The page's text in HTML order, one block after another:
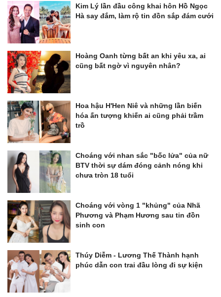
Kim Lý lần đầu công khai hôn Hồ Ngọc
Hà say đắm, làm rộ tin đồn sắp đám cưới
Hoàng Oanh từng bất an khi yêu xa, ai
cũng bất ngờ vì nguyên nhân?
Hoa hậu H'Hen Niê và những lần biến
hóa ấn tượng khiến ai cũng phải trầm
trồ
Choáng với nhan sắc "bốc lửa" của nữ
BTV thời sự dám đóng cảnh nóng khi
chưa tròn 18 tuổi
Choáng với vòng 1 "khủng" của Nhã
Phương và Phạm Hương sau tin đồn
sinh con
Thúy Diễm - Lương Thế Thành hạnh
phúc dẫn con trai đầu lòng đi sự kiện